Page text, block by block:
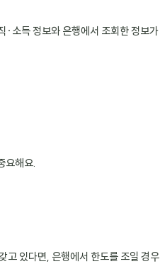
·소득 정보와 은행에서 조회한 정보
요해요.
고 있다면, 은행에서 한도를 조일 경